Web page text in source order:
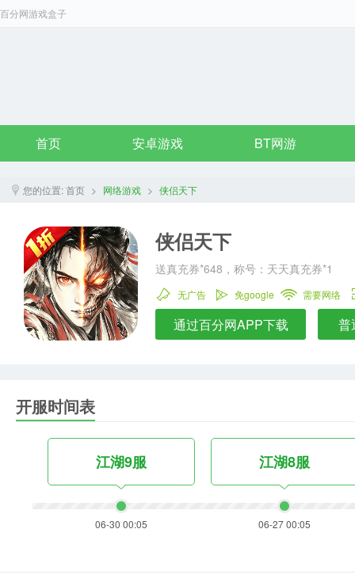
百分网游戏盒子
首页 安卓游戏 BT网游
您的位置:首页 > 网络游戏 > 侠侣天下
侠侣天下
送真充券*648，称号：天天真充券*1
无广告 免google 需要网络
通过百分网APP下载 普
开服时间表
江湖9服
06-30 00:05
江湖8服
06-27 00:05